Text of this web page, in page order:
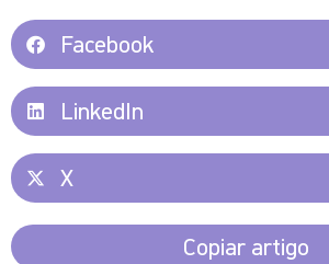
Facebook
LinkedIn
X
Copiar artigo